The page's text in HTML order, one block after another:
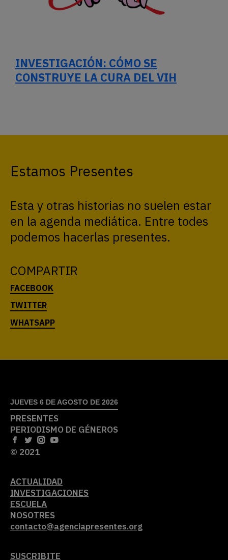
INVESTIGACIÓN: CÓMO SE
CONSTRUYE LA CURA DEL VIH
Estamos Presentes
Esta y otras historias no suelen estar
en la agenda mediática. Entre todes
podemos hacerlas presentes.
COMPARTIR
JUEVES 6 DE AGOSTO DE 2026
PRESENTES
PERIODISMO DE GÉNEROS
© 2021
ACTUALIDAD
INVESTIGACIONES
ESCUELA
NOSOTRES
contacto@agenciapresentes.org
SUSCRIBITE